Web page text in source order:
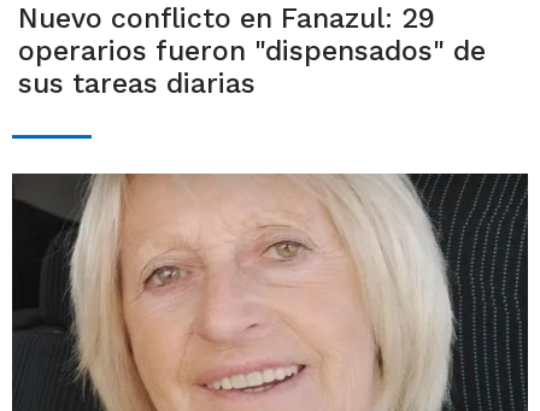
Nuevo conflicto en Fanazul: 29
operarios fueron "dispensados" de
sus tareas diarias